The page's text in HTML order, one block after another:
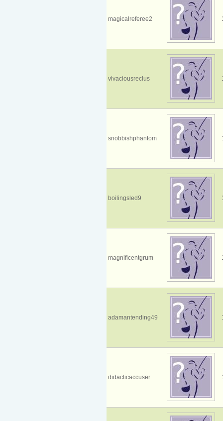
magicalreferee2
vivaciousreclus
snobbishphantom
boilingsled9
magnificentgrum
adamantending49
didacticaccuser